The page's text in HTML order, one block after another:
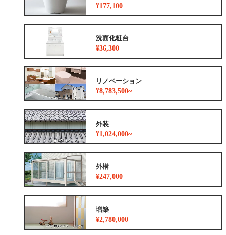
¥177,100
洗面化粧台
¥36,300
リノベーション
¥8,783,500~
外装
¥1,024,000~
外構
¥247,000
増築
¥2,780,000